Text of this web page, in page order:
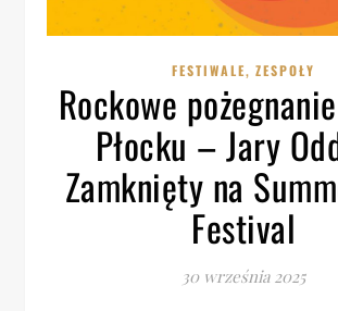
FESTIWALE, ZESPOŁY
Rockowe
Płocku – Jary
Zamknięty na
Festival
30 września 2025